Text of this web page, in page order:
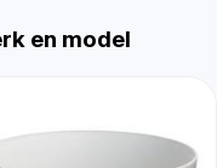
en model